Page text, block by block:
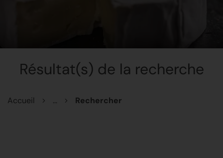
Résultat(s) de la recherche
Accueil ... Rechercher